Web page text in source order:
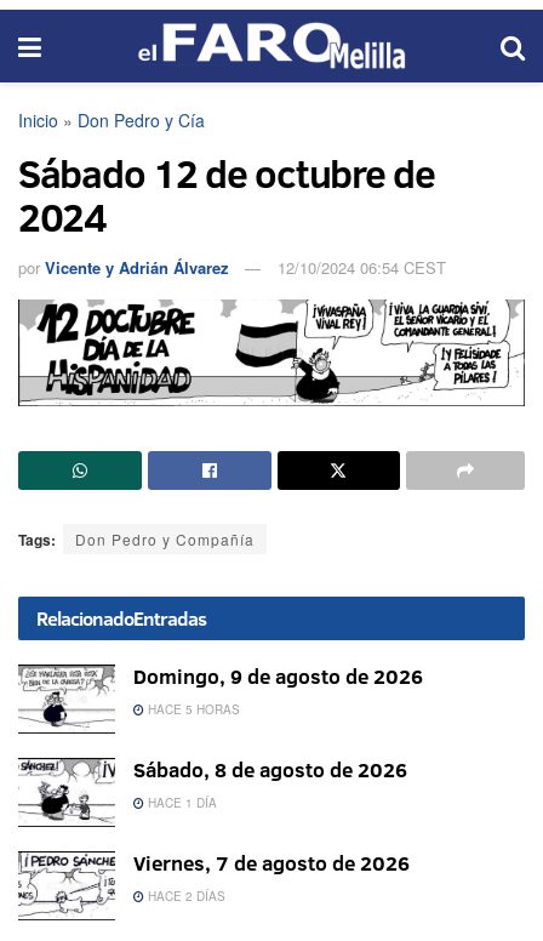
Inicio » Don Pedro y Cía
Sábado 12 de octubre de
2024
por Vicente y Adrián Álvarez 12/10/2024 06:54 CEST
Tags: Don Pedro y Compañía
RelacionadoEntradas
Domingo, 9 de agosto de 2026
HACE 5 HORAS
Sábado, 8 de agosto de 2026
HACE 1 DÍA
Viernes, 7 de agosto de 2026
HACE 2 DÍAS